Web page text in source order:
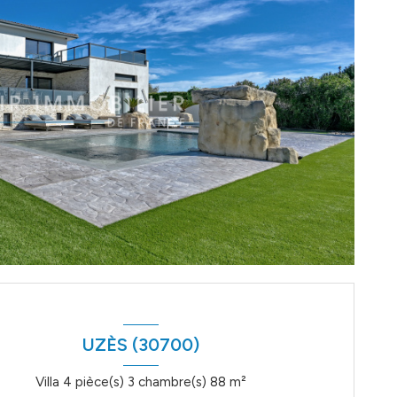
UZÈS (30700)
Villa 4 pièce(s) 3 chambre(s) 88 m²